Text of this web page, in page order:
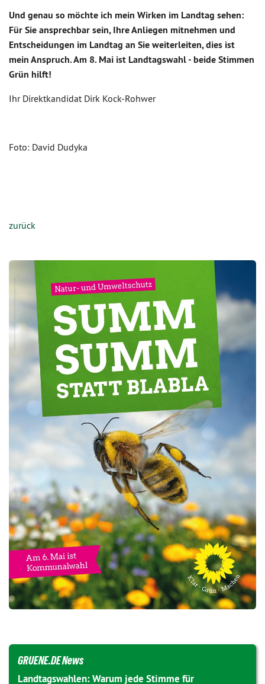
Und genau so möchte ich mein Wirken im Landtag sehen:
Für Sie ansprechbar sein, Ihre Anliegen mitnehmen und
Entscheidungen im Landtag an Sie weiterleiten, dies ist
mein Anspruch. Am 8. Mai ist Landtagswahl - beide Stimmen
Grün hilft!
Ihr Direktkandidat Dirk Kock-Rohwer
Foto: David Dudyka
zurück
GRUENE.DE News
Landtagswahlen: Warum jede Stimme für